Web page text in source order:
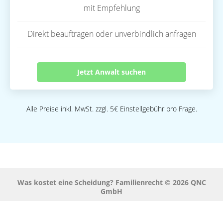
mit Empfehlung
Direkt beauftragen oder unverbindlich anfragen
Jetzt Anwalt suchen
Alle Preise inkl. MwSt. zzgl. 5€ Einstellgebühr pro Frage.
Was kostet eine Scheidung? Familienrecht © 2026 QNC
GmbH